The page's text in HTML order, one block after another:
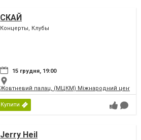
СКАЙ
Концерты, Клубы
15 грудня, 19:00
Жовтневий палац, (МЦКМ) Міжнародний центр
Купити
Jerry Heil